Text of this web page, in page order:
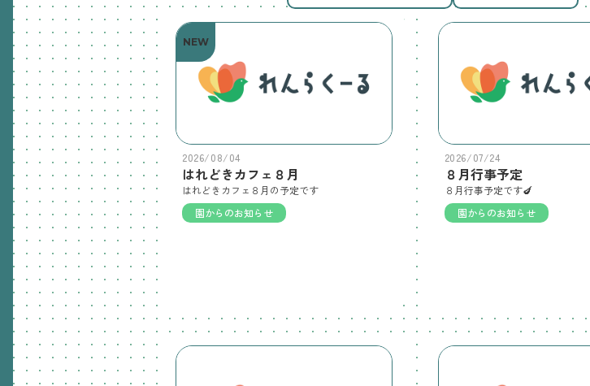
NEW
2026/08/04
はれどきカフェ８月
はれどきカフェ８月の予定です
園からのお知らせ
2026/07/24
８月行事予定
８月行事予定です🍆
園からのお知らせ